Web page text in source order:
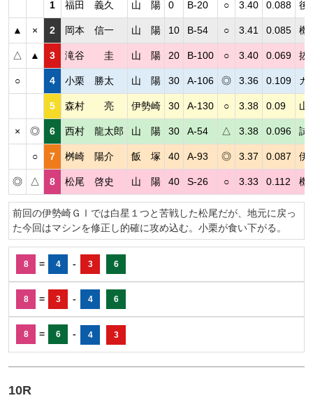
1 福田 義久 山 陽 0 B-20 ○ 3.40 0.088 後
▲ × 2 岡本 信一 山 陽 10 B-54 ○ 3.41 0.085 機
△ ▲ 3 滝谷 圭 山 陽 20 B-100 ○ 3.40 0.069 抜
○ 4 小栗 勝太 山 陽 30 A-106 ◎ 3.36 0.109 ガ
5 森村 亮 伊勢崎 30 A-130 ○ 3.38 0.09 山
× ◎ 6 西村 龍太郎 山 陽 30 A-54 △ 3.38 0.096 試
○ 7 桝崎 陽介 飯 塚 40 A-93 ◎ 3.37 0.087 伊
◎ △ 8 松尾 啓史 山 陽 40 S-26 ○ 3.33 0.112 機
前回の伊勢崎ＧⅠでは白星１つと苦戦した松尾だが、地元に戻っ
た今回はマシンを修正し的確に攻め込む。小栗が食い下がる。
8 = 4 - 3 6
8 = 3 - 4 6
8 = 6 - 4 3
10R